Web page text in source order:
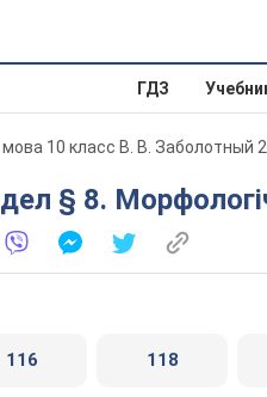
ГДЗ
мова 10 класс В. В. Заболотный
§ 8.
116 118